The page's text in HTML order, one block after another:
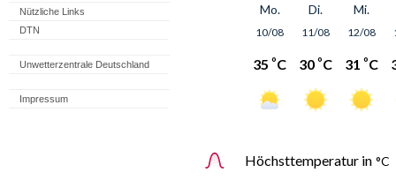
Nützliche Links
DTN
Unwetterzentrale Deutschland
Impressum